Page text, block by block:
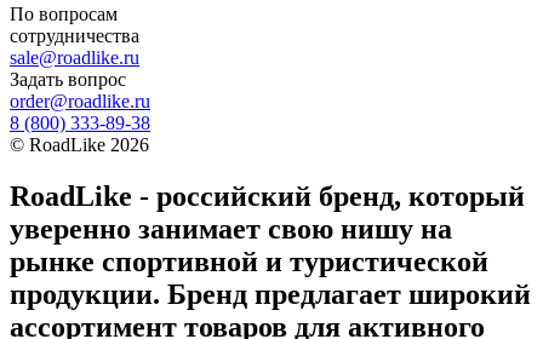
По вопросам
сотрудничества
sale@roadlike.ru
Задать вопрос
order@roadlike.ru
8 (800) 333-89-38
© RoadLike 2026
RoadLike - российский бренд, который
уверенно занимает свою нишу на
рынке спортивной и туристической
продукции. Бренд предлагает широкий
ассортимент товаров для активного